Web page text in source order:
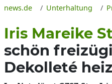
news.de Unterhaltung
Iris Mareike
schön
Dekolleté